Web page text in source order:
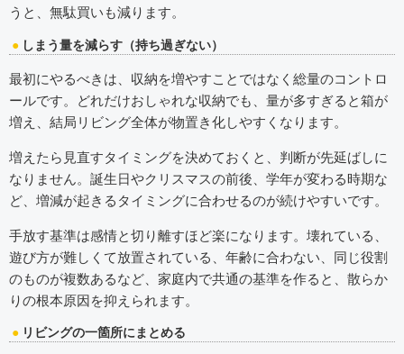
うと、無駄買いも減ります。
しまう量を減らす（持ち過ぎない）
最初にやるべきは、収納を増やすことではなく総量のコントロ
ールです。どれだけおしゃれな収納でも、量が多すぎると箱が
増え、結局リビング全体が物置き化しやすくなります。
増えたら見直すタイミングを決めておくと、判断が先延ばしに
なりません。誕生日やクリスマスの前後、学年が変わる時期な
ど、増減が起きるタイミングに合わせるのが続けやすいです。
手放す基準は感情と切り離すほど楽になります。壊れている、
遊び方が難しくて放置されている、年齢に合わない、同じ役割
のものが複数あるなど、家庭内で共通の基準を作ると、散らか
りの根本原因を抑えられます。
リビングの一箇所にまとめる